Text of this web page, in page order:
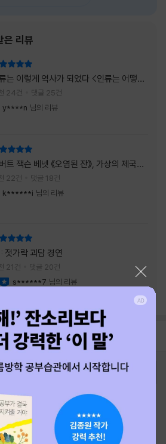
피치』는 끝나가는 여름의 아쉬움과 새로운 계
의미하는 제목이었다. 소설은 각자의 '여름'을
잃어버린 다섯 인물들의 이야기를 담고 있다.
👧연인에게 이별을 통보받고 외모를 향한 악성
댓글로 인해 카메라 앞에 설 수 없게 된 요리 유
튜버
은 리뷰
이렇게 역사가 되었다 <인류는 어떻게
가 되었나>
24건 댓글 25건
y****n 님의 리뷰
트 잭슨 베넷 《오염된 잔》, 가상의 제국이
실감과 미스터리 사건의 치밀함이 이루어
최상의 시너지...
22건 댓글 18건
k******i 님의 리뷰
젓가락 괴담 경연
21건 댓글 20건
s******7 님의 리뷰
최근 본 상품 주문/배송
티켓 1544-6399
중고샵 1566-4295
1:1문의/채팅상담
십사(주) 사업자 정보